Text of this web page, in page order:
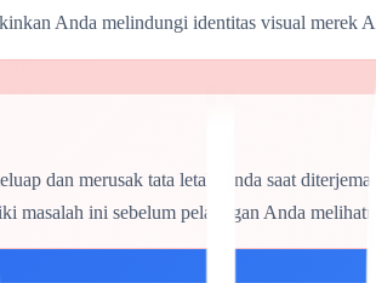
Anda melindungi identitas visual merek
dan merusak tata letak Anda saat
ini sebelum pelanggan Anda